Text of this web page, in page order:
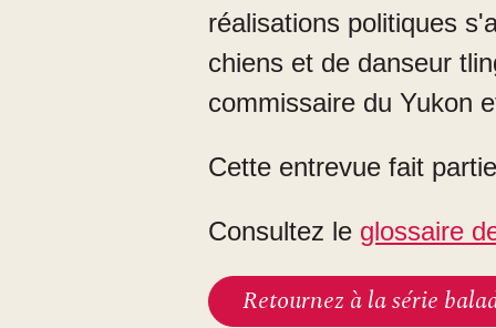
réalisations politiques
chiens et de danseur
commissaire du Yukon
Cette entrevue fait
Consultez le glossaire
Retournez à la série